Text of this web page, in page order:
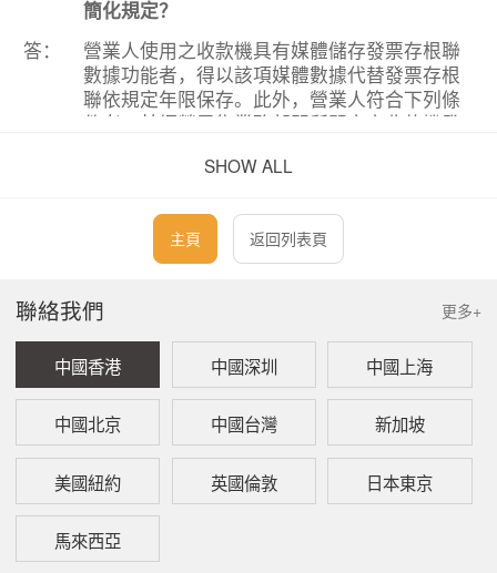
簡化規定？
答：
營業人使用之收款機具有媒體儲存發票存根聯
數據功能者，得以該項媒體數據代替發票存根
聯依規定年限保存。此外，營業人符合下列條
件者，其經營零售業務部門所開立之收款機發
於各該期營業稅報繳後屆滿9個月銷毀，並以收
規定年限保存：
無積欠已確定之營利事業所得稅及罰
2.
會計制度健全，內部稽核與內部控制訂
有管理或管制措施規範者。
3.
當年度營利事業所得稅結算申報，委托
會計師查核簽證申報，或經核準使用藍
色申報書者。
4.
最近半年內，總分支機構合計平均每月
使用2聯式收款機統一發票達5萬份以上
者。
SHOW ALL
主頁 返回列表頁
更多+
聯絡我們
中國香港 中國深圳 中國上海
中國北京 中國台灣 新加坡
美國紐約 英國倫敦 日本東京
馬來西亞